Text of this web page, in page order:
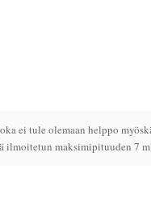
ei tule olemaan helppo
ilmoitetun maksimipituuden 7